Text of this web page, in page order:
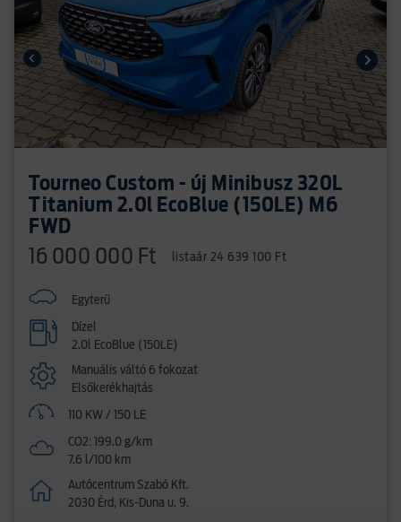
Tourneo Custom - új Minibusz 320L
Titanium 2.0l EcoBlue (150LE) M6
FWD
16 000 000 Ft listaár 24 639 100 Ft
Egyterű
Dízel
2.0l EcoBlue (150LE)
Manuális váltó 6 fokozat
Elsőkerékhajtás
110 KW / 150 LE
CO2: 199.0 g/km
7.6 l/100 km
Autócentrum Szabó Kft.
2030 Érd, Kis-Duna u. 9.